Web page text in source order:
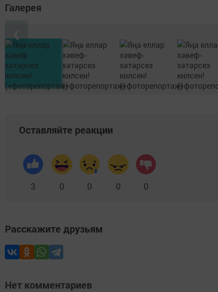
Галерея
Оставляйте реакции
3 0 0 0 0
Расскажите друзьям
Нет комментариев